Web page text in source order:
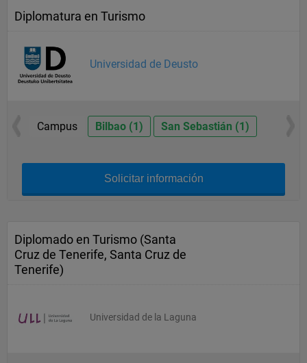
Diplomatura en Turismo
Universidad de Deusto
Campus Bilbao (1) San Sebastián (1)
Solicitar información
Diplomado en Turismo (Santa
Cruz de Tenerife, Santa Cruz de
Tenerife)
Universidad de la Laguna